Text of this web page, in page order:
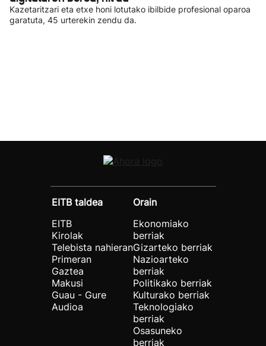
Kazetaritzari eta etxe honi lotutako ibilbide profesional oparoa
garatuta, 45 urterekin zendu da.
EITB taldea
EITB
Kirolak
Telebista nahieran
Primeran
Gaztea
Makusi
Guau - Gure
Audioa
Orain
Ekonomiako
berriak
Gizarteko berriak
Nazioarteko
berriak
Politikako berriak
Kulturako berriak
Teknologiako
berriak
Osasuneko
berriak